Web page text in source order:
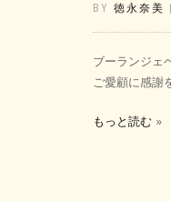
BY 徳永奈美
ブーランジェ
ご愛顧に感謝
もっと読む